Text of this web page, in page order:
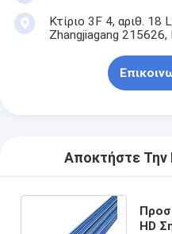
Κτίριο 3F 4, αριθ. 18
Zhangjiagang 215626,
Αποκτήστε Την
HD